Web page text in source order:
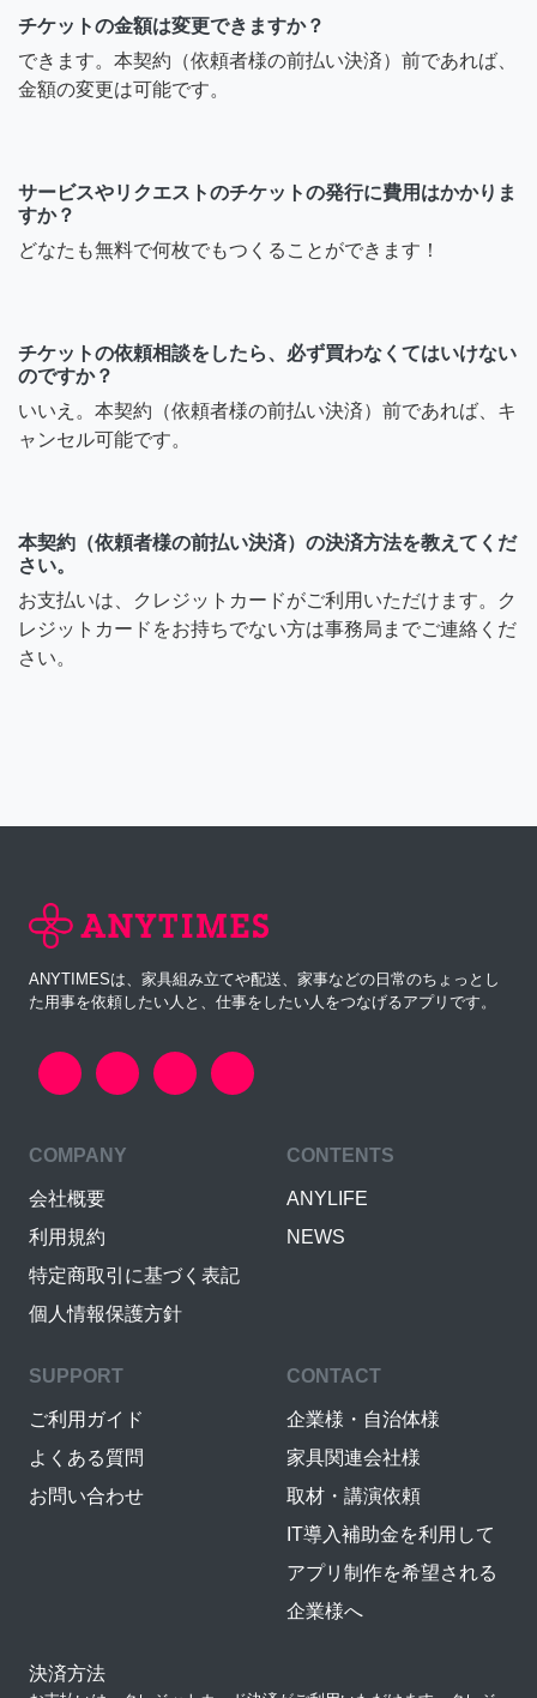
チケットの金額は変更できますか？
できます。本契約（依頼者様の前払い決済）前であれば、
金額の変更は可能です。
サービスやリクエストのチケットの発行に費用はかかりま
すか？
どなたも無料で何枚でもつくることができます！
チケットの依頼相談をしたら、必ず買わなくてはいけない
のですか？
いいえ。本契約（依頼者様の前払い決済）前であれば、キ
ャンセル可能です。
本契約（依頼者様の前払い決済）の決済方法を教えてくだ
さい。
お支払いは、クレジットカードがご利用いただけます。ク
レジットカードをお持ちでない方は事務局までご連絡くだ
さい。
ANYTIMESは、家具組み立てや配送、家事などの日常のちょっとし
た用事を依頼したい人と、仕事をしたい人をつなげるアプリです。
COMPANY
会社概要
利用規約
特定商取引に基づく表記
個人情報保護方針
CONTENTS
ANYLIFE
NEWS
SUPPORT
ご利用ガイド
よくある質問
お問い合わせ
CONTACT
企業様・自治体様
家具関連会社様
取材・講演依頼
IT導入補助金を利用して
アプリ制作を希望される
企業様へ
決済方法